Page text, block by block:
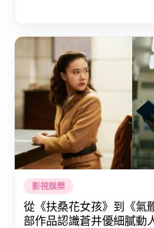
影視娛樂
從《扶桑花女孩》到《氣
部作品認識蒼井優細膩動